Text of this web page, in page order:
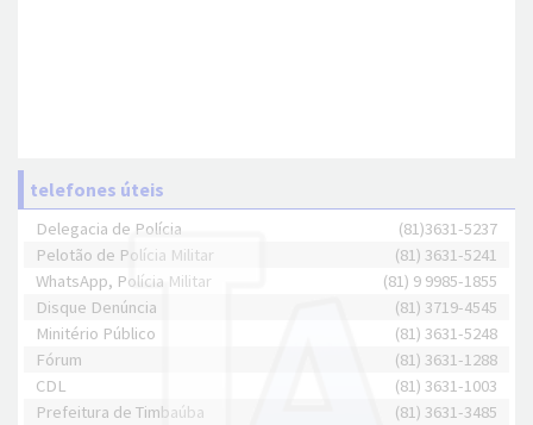
telefones úteis
Delegacia de Polícia
(81)3631-5237
Pelotão de Polícia Militar
(81) 3631-5241
WhatsApp, Polícia Militar
(81) 9 9985-1855
Disque Denúncia
(81) 3719-4545
Minitério Público
(81) 3631-5248
Fórum
(81) 3631-1288
CDL
(81) 3631-1003
Prefeitura de Timbaúba
(81) 3631-3485